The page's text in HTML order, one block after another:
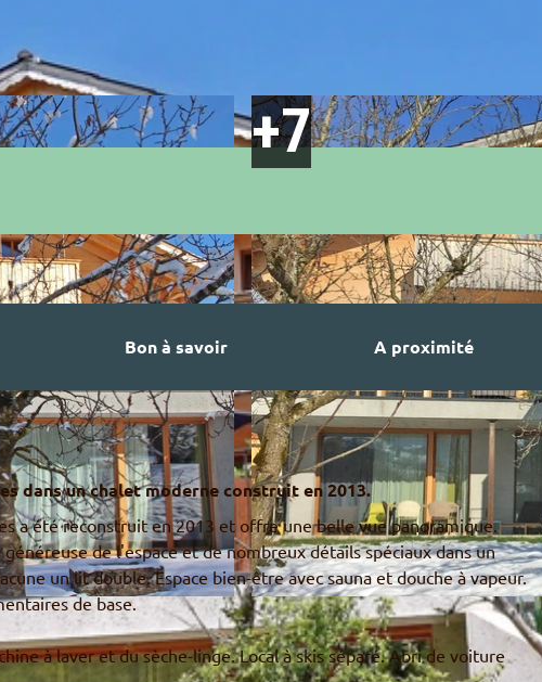
© Kathrin Schmied
Bon à savoir A proximité
dans un chalet moderne construit en 2013.
a été reconstruit en 2013 et offre une belle vue panoramique.
de l'espace et de nombreux détails spéciaux dans un
un lit double. Espace bien-être avec sauna et douche à vapeur.
de base.
à laver et du sèche-linge. Local à skis séparé. Abri de voiture